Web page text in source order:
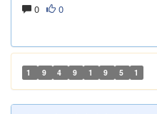
0 0
1 9 4 9 1 9 5 1